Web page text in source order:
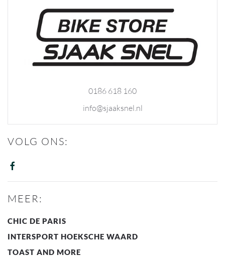
0186 618 160
info@sjaaksnel.nl
VOLG ONS:
MEER:
CHIC DE PARIS
INTERSPORT HOEKSCHE WAARD
TOAST AND MORE